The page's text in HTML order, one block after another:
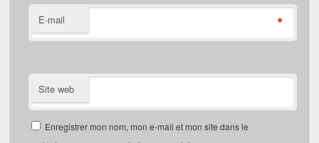
E-mail *
Site web
Enregistrer mon nom, mon e-mail et mon site dans le